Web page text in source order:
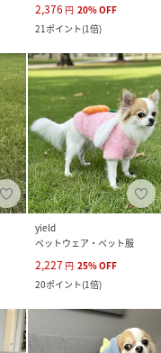
2,376 円 20%OFF
21ポイント(1倍)
yield
ペットウェア・ペット服
2,227 円 25%OFF
20ポイント(1倍)